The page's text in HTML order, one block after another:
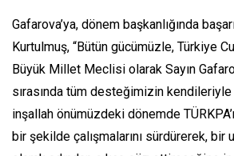
Gafarova’ya, dönem başkanlığında
Kurtulmuş, “Bütün gücümüzle, Türkiye
Büyük Millet Meclisi olarak Sayın
sırasında tüm desteğimizin kendileriyle
inşallah önümüzdeki dönemde
bir şekilde çalışmalarını sürdürerek, bir